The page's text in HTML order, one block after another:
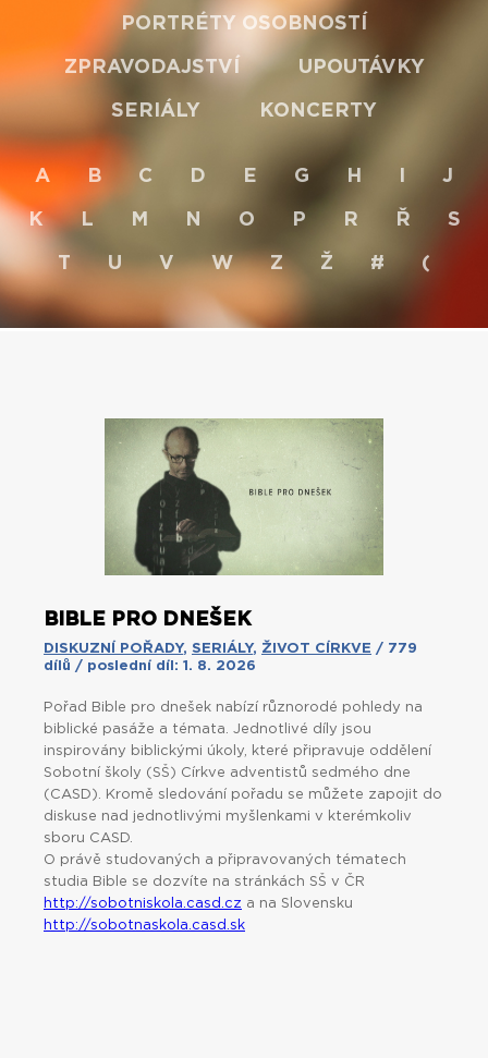
PORTRÉTY OSOBNOSTÍ
ZPRAVODAJSTVÍ UPOUTÁVKY
SERIÁLY KONCERTY
A B C D E G H J
K L M N O P R Ř S
T U V W Z Ž # (
BIBLE PRO DNEŠEK
DISKUZNÍ POŘADY, SERIÁLY, ŽIVOT CÍRKVE / 779
dílů / poslední díl: 1. 8. 2026
Pořad Bible pro dnešek nabízí různorodé pohledy na
biblické pasáže a témata. Jednotlivé díly jsou
inspirovány biblickými úkoly, které připravuje oddělení
Sobotní školy (SŠ) Církve adventistů sedmého dne
(CASD). Kromě sledování pořadu se můžete zapojit do
diskuse nad jednotlivými myšlenkami v kterémkoliv
sboru CASD.
O právě studovaných a připravovaných tématech
studia Bible se dozvíte na stránkách SŠ v ČR
http://sobotniskola.casd.cz a na Slovensku
http://sobotnaskola.casd.sk